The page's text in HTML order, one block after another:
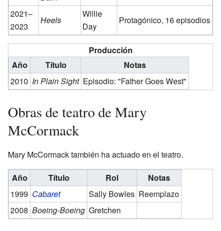
2021–
2023
Heels
Willie
Day
Protagónico, 16 episodios
Producción
Año
Título
Notas
2010 In Plain Sight Episodio: "Father Goes West"
Obras de teatro de Mary
McCormack
Mary McCormack también ha actuado en el teatro.
Año Título Rol
Notas
1999 Cabaret Sally Bowles Reemplazo
2008 Boeing-Boeing Gretchen